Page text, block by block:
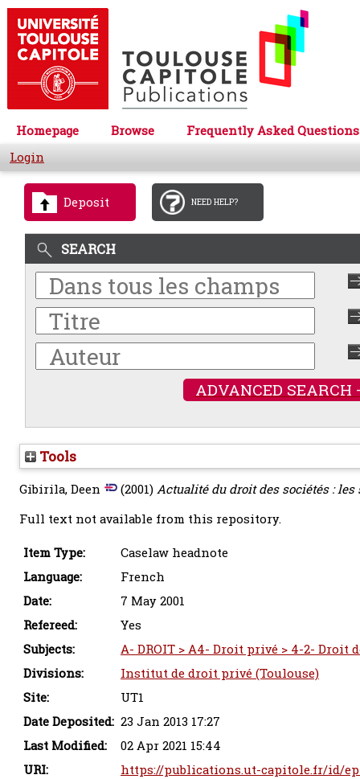
Homepage Browse
Frequently Asked Questions
Login
Deposit NEED HELP?
SEARCH
ADVANCED SEARCH
Tools
Gibirila, Deen (2001)Actualité du droit des sociétés :
Full text not available from this repository.
Item Type:
Caselaw headnote
Language:
French
Date:
7 May 2001
Refereed:
Yes
Subjects:
A- DROIT > A4- Droit privé > 4-2- Droit
Divisions:
Institut de droit privé (Toulouse)
Site:
UT1
Date Deposited: 23 Jan 2013 17:27
Last Modified:
02 Apr 2021 15:44
URI:
https://publications.ut-capitole.fr/id/